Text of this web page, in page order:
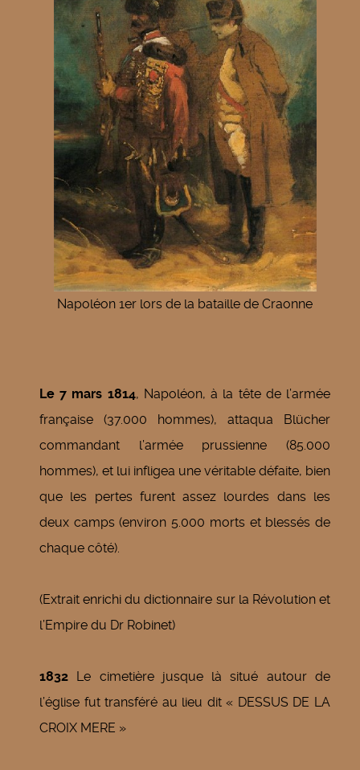
Napoléon 1er lors de la bataille de Craonne
Le 7 mars 1814, Napoléon, à la tête de l’armée
française (37.000 hommes), attaqua Blücher
commandant l’armée prussienne (85.000
hommes), et lui infligea une véritable défaite, bien
que les pertes furent assez lourdes dans les
deux camps (environ 5.000 morts et blessés de
chaque côté).
(Extrait enrichi du dictionnaire sur la Révolution et
l’Empire du Dr Robinet)
1832 Le cimetière jusque là situé autour de
l’église fut transféré au lieu dit « DESSUS DE LA
CROIX MERE »